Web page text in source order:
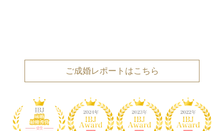
ご成婚レポートはこちら